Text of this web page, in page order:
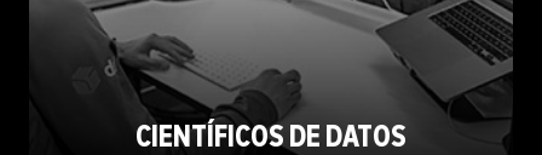
CIENTÍFICOS DE DATOS